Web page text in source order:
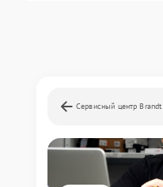
Сервисный центр Brandt